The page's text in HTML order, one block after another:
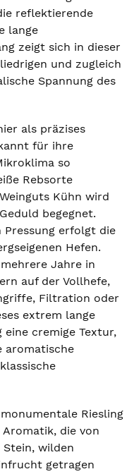
reflektierende
lange
zeigt sich in dieser
und zugleich
Spannung des
als präzises
für ihre
so
Rebsorte
Kühn wird
begegnet.
Pressung erfolgt die
Hefen.
Jahre in
auf der Vollhefe,
Filtration oder
extrem lange
eine cremige Textur,
aromatische
Riesling
die von
wilden
getragen